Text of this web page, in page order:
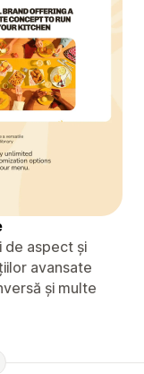
de aspect și
avansate
și multe